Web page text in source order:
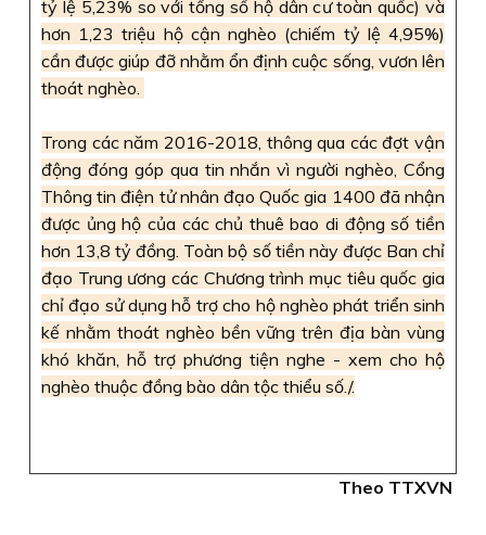
tỷ lệ 5,23% so với tổng số hộ dân cư toàn quốc) và
hơn 1,23 triệu hộ cận nghèo (chiếm tỷ lệ 4,95%)
cần được giúp đỡ nhằm ổn định cuộc sống, vươn lên
thoát nghèo.
Trong các năm 2016-2018, thông qua các đợt vận
động đóng góp qua tin nhắn vì người nghèo, Cổng
Thông tin điện tử nhân đạo Quốc gia 1400 đã nhận
được ủng hộ của các chủ thuê bao di động số tiền
hơn 13,8 tỷ đồng. Toàn bộ số tiền này được Ban chỉ
đạo Trung ương các Chương trình mục tiêu quốc gia
chỉ đạo sử dụng hỗ trợ cho hộ nghèo phát triển sinh
kế nhằm thoát nghèo bền vững trên địa bàn vùng
khó khăn, hỗ trợ phương tiện nghe - xem cho hộ
nghèo thuộc đồng bào dân tộc thiểu số./.
Theo TTXVN